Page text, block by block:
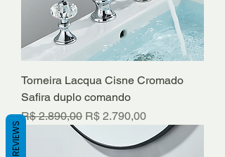
Torneira Lacqua Cisne Cromado
Safira duplo comando
Preço normal
R$ 2.890,00 Preço promocional
R$ 2.790,00
REVIEWS